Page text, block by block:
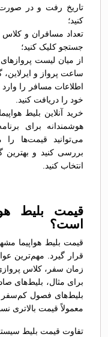
تاریخ رفت و در
کنید؛
تعداد مسافران و
جستجو کلیک کنید؛
از میان لیست
ساعت پرواز و ایرلاین،
اطلاعات مسافر را
خود را دریافت کنید.
خرید آنلاین بلیط
هوشمندانه برای
می‌توانید قیمت‌ها را
بررسی کنید و بهترین
انتخاب کنید.
قیمت بلیط
است؟
قیمت بلیط هواپیما
قرار گیرد. مهم‌ترین
زمان سفر، کلاس
برای مثال، بلیط‌های
بلیط‌های فصول کم‌سفر
معمولاً قیمت بالاتری
تفاوت قیمت بلیط